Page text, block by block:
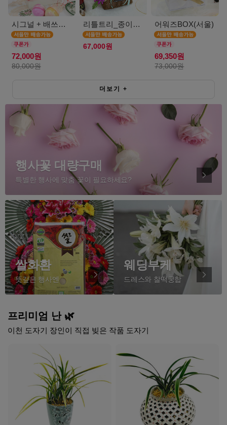
시그널 + 배쓰밤SET(서울)
72,000원
80,000원
리틀트리_종이방향제(서울)
67,000원
어워즈BOX(서울)
69,350원
73,000원
더보기 +
행사꽃 대량구매
특별한 행사에 맞춤 꽃이 필요하세요?
쌀화환
뜻깊은 행사엔
웨딩부케
드레스와 찰떡궁합
프리미엄 난 🌿
이천 도자기 장인이 직접 빚은 작품 도자기